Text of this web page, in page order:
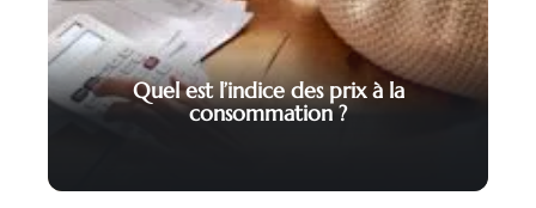
Quel est l’indice des prix à la
consommation ?